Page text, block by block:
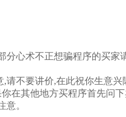
心术不正想骗程序的买家
请不要讲价,在此祝你生意兴
在其他地方买程序首先
。